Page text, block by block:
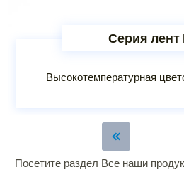
Серия
Высокотемпературная
Посетите раздел Все наши